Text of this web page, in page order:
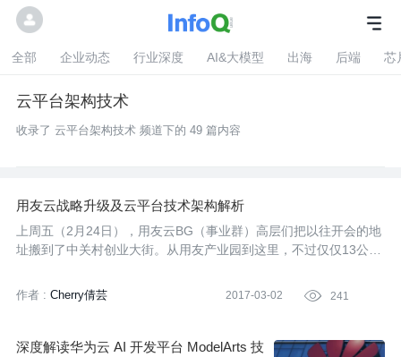
全部 企业动态 行业深度 AI&大模型 出海 后端 芯
云平台架构技术
收录了 云平台架构技术 频道下的 49 篇内容
用友云战略升级及云平台技术架构解析
上周五（2月24日），用友云BG（事业群）高层们把以往开会的地
址搬到了中关村创业大街。从用友产业园到这里，不过仅仅13公
服务，并用更多的“创业式打法”投入到接下来的云市场耕耘中，让
企业信息化真正从企业级走向社会级。
作者 : Cherry倩芸 2017-03-02  241
深度解读华为云 AI 开发平台 ModelArts 技